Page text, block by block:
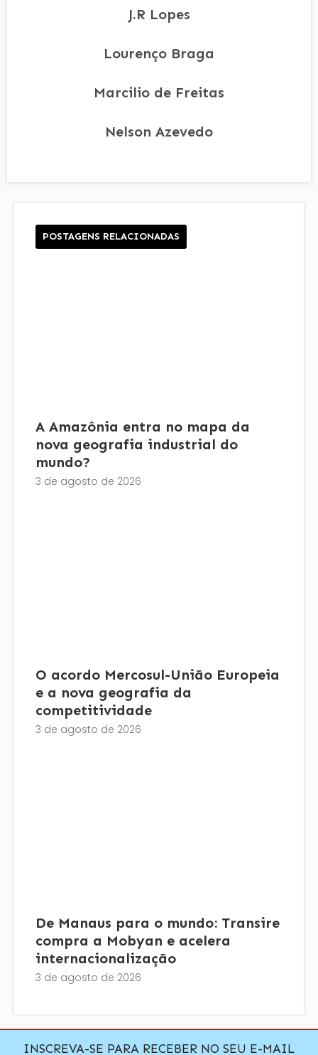
J.R Lopes
Lourenço Braga
Marcilio de Freitas
Nelson Azevedo
POSTAGENS RELACIONADAS
A Amazônia entra no mapa da
nova geografia industrial do
mundo?
3 de agosto de 2026
O acordo Mercosul-União Europeia
e a nova geografia da
competitividade
3 de agosto de 2026
De Manaus para o mundo: Transire
compra a Mobyan e acelera
internacionalização
3 de agosto de 2026
INSCREVA-SE PARA RECEBER NO SEU E-MAIL